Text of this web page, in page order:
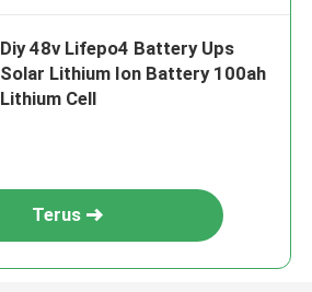
Diy 48v Lifepo4 Battery Ups
Solar Lithium Ion Battery 100ah
Lithium Cell
Terus